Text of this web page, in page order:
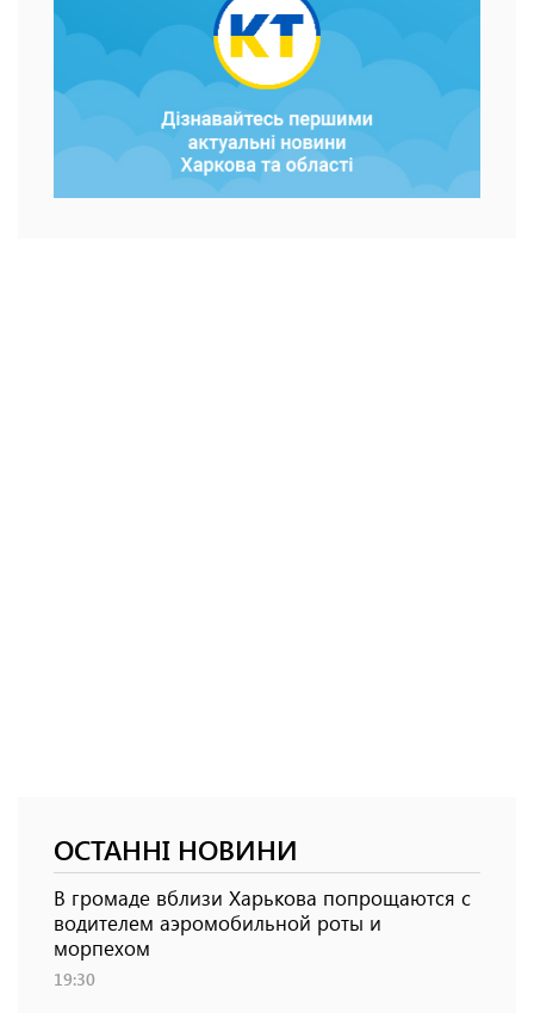
ОСТАННІ НОВИНИ
В громаде вблизи Харькова попрощаются с
водителем аэромобильной роты и
морпехом
19:30